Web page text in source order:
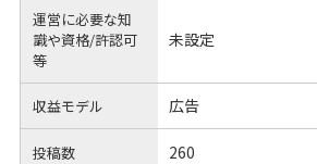
運営に必要な知
識や資格/許認可
等
未設定
収益モデル 広告
投稿数 260